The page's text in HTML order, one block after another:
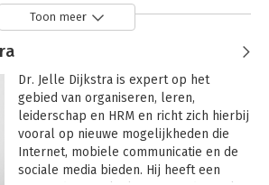
Toon meer
Dr. Jelle Dijkstra is expert op het
gebied van organiseren, leren,
leiderschap en HRM en richt zich hierbij
vooral op nieuwe mogelijkheden die
Internet, mobiele communicatie en de
sociale media bieden. Hij heeft een